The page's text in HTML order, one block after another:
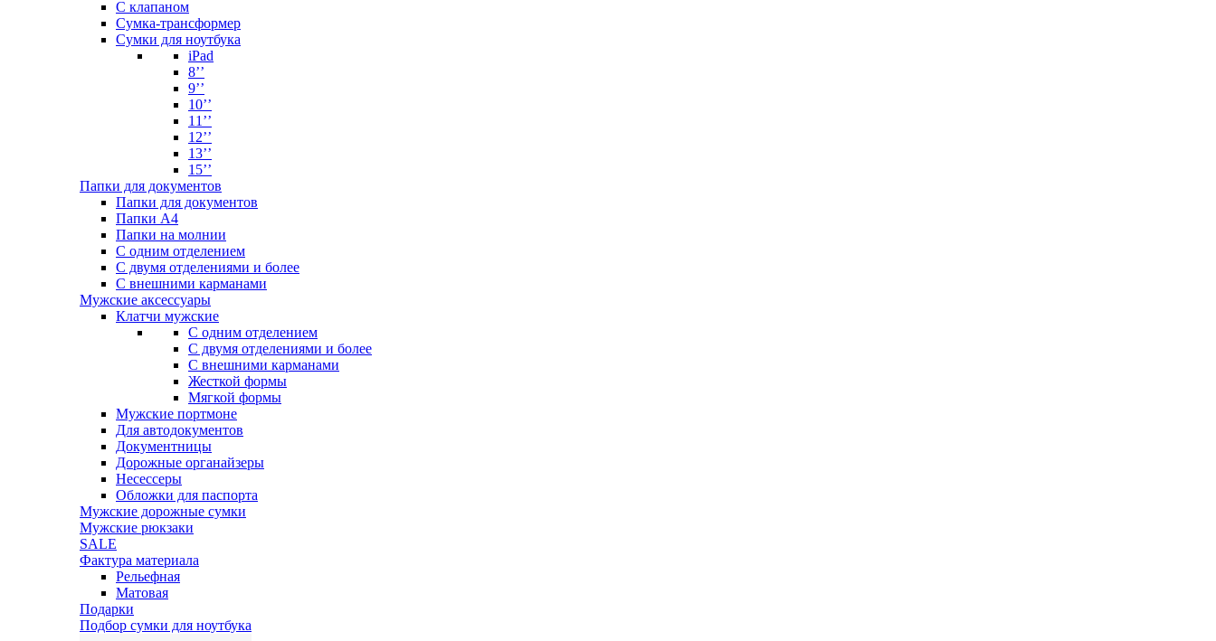
С клапаном
Сумка-трансформер
Сумки для ноутбука
iPad
8’’
9’’
10’’
11’’
12’’
13’’
15’’
Папки для документов
Папки для документов
Папки А4
Папки на молнии
С одним отделением
С двумя отделениями и более
С внешними карманами
Мужские аксессуары
Клатчи мужские
С одним отделением
С двумя отделениями и более
С внешними карманами
Жесткой формы
Мягкой формы
Мужские портмоне
Для автодокументов
Документницы
Дорожные органайзеры
Несессеры
Обложки для паспорта
Мужские дорожные сумки
Мужские рюкзаки
SALE
Фактура материала
Рельефная
Матовая
Подарки
Подбор сумки для ноутбука